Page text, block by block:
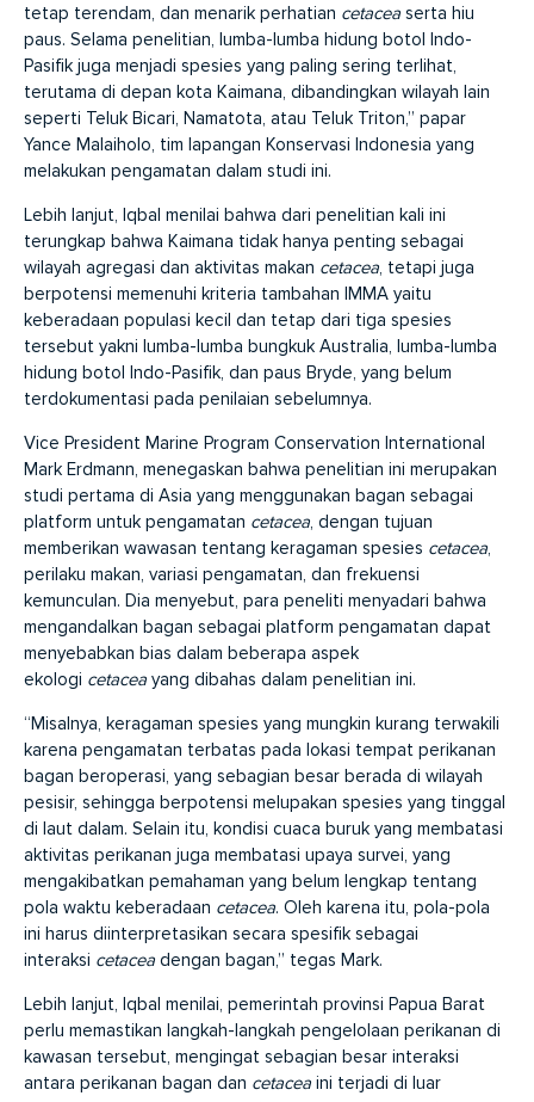
tetap terendam, dan menarik perhatian cetacea serta hiu
paus. Selama penelitian, lumba-lumba hidung botol Indo-
Pasifik juga menjadi spesies yang paling sering terlihat,
terutama di depan kota Kaimana, dibandingkan wilayah lain
seperti Teluk Bicari, Namatota, atau Teluk Triton,” papar
Yance Malaiholo, tim lapangan Konservasi Indonesia yang
melakukan pengamatan dalam studi ini.
Lebih lanjut, Iqbal menilai bahwa dari penelitian kali ini
terungkap bahwa Kaimana tidak hanya penting sebagai
wilayah agregasi dan aktivitas makan cetacea, tetapi juga
berpotensi memenuhi kriteria tambahan IMMA yaitu
keberadaan populasi kecil dan tetap dari tiga spesies
tersebut yakni lumba-lumba bungkuk Australia, lumba-lumba
hidung botol Indo-Pasifik, dan paus Bryde, yang belum
terdokumentasi pada penilaian sebelumnya.
Vice President Marine Program Conservation International
Mark Erdmann, menegaskan bahwa penelitian ini merupakan
studi pertama di Asia yang menggunakan bagan sebagai
platform untuk pengamatan cetacea, dengan tujuan
memberikan wawasan tentang keragaman spesies cetacea,
perilaku makan, variasi pengamatan, dan frekuensi
kemunculan. Dia menyebut, para peneliti menyadari bahwa
mengandalkan bagan sebagai platform pengamatan dapat
menyebabkan bias dalam beberapa aspek
ekologi cetacea yang dibahas dalam penelitian ini.
“Misalnya, keragaman spesies yang mungkin kurang terwakili
karena pengamatan terbatas pada lokasi tempat perikanan
bagan beroperasi, yang sebagian besar berada di wilayah
pesisir, sehingga berpotensi melupakan spesies yang tinggal
di laut dalam. Selain itu, kondisi cuaca buruk yang membatasi
aktivitas perikanan juga membatasi upaya survei, yang
mengakibatkan pemahaman yang belum lengkap tentang
pola waktu keberadaan cetacea. Oleh karena itu, pola-pola
ini harus diinterpretasikan secara spesifik sebagai
interaksi cetacea dengan bagan,” tegas Mark.
Lebih lanjut, Iqbal menilai, pemerintah provinsi Papua Barat
perlu memastikan langkah-langkah pengelolaan perikanan di
kawasan tersebut, mengingat sebagian besar interaksi
antara perikanan bagan dan cetacea ini terjadi di luar